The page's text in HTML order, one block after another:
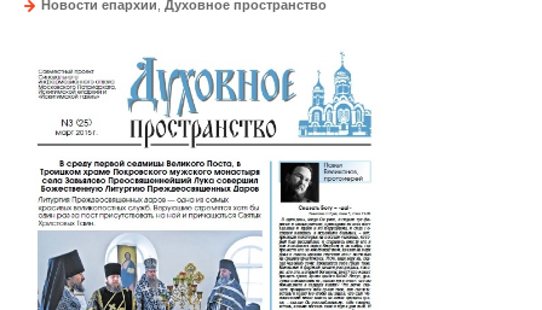
Новости епархии Духовное пространство